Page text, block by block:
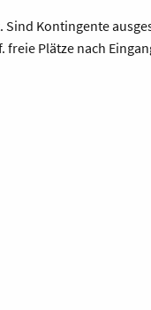
Sind Kontingente
Plätze nach